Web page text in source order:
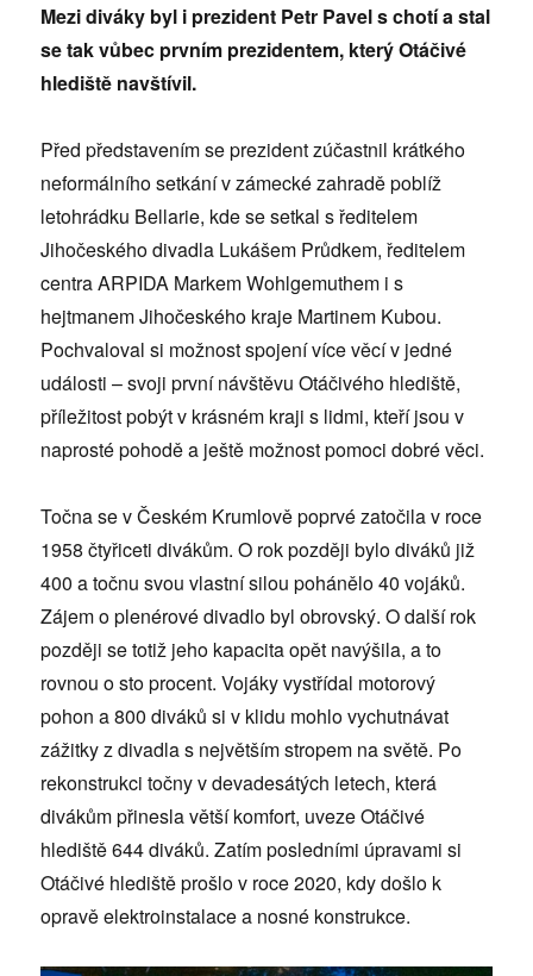
Mezi diváky byl i prezident Petr Pavel s chotí a stal
se tak vůbec prvním prezidentem, který Otáčivé
hlediště navštívil.
Před představením se prezident zúčastnil krátkého
neformálního setkání v zámecké zahradě poblíž
letohrádku Bellarie, kde se setkal s ředitelem
Jihočeského divadla Lukášem Průdkem, ředitelem
centra ARPIDA Markem Wohlgemuthem i s
hejtmanem Jihočeského kraje Martinem Kubou.
Pochvaloval si možnost spojení více věcí v jedné
události – svoji první návštěvu Otáčivého hlediště,
příležitost pobýt v krásném kraji s lidmi, kteří jsou v
naprosté pohodě a ještě možnost pomoci dobré věci.
Točna se v Českém Krumlově poprvé zatočila v roce
1958 čtyřiceti divákům. O rok později bylo diváků již
400 a točnu svou vlastní silou pohánělo 40 vojáků.
Zájem o plenérové divadlo byl obrovský. O další rok
později se totiž jeho kapacita opět navýšila, a to
rovnou o sto procent. Vojáky vystřídal motorový
pohon a 800 diváků si v klidu mohlo vychutnávat
zážitky z divadla s největším stropem na světě. Po
rekonstrukci točny v devadesátých letech, která
divákům přinesla větší komfort, uveze Otáčivé
hlediště 644 diváků. Zatím posledními úpravami si
Otáčivé hlediště prošlo v roce 2020, kdy došlo k
opravě elektroinstalace a nosné konstrukce.